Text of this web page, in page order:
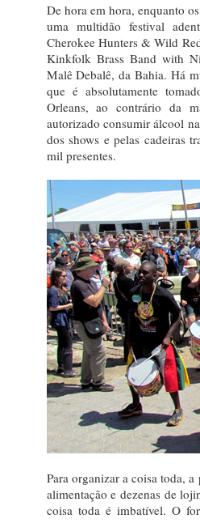
De hora em hora, enquanto
uma multidão festival
Cherokee Hunters & Wild
Kinkfolk Brass Band with
Malê Debalê, da Bahia. Há
que é absolutamente
Orleans, ao contrário da
autorizado consumir álcool
dos shows e pelas cadeiras
mil presentes.
Para organizar a coisa toda,
alimentação e dezenas de
coisa toda é imbatível. O